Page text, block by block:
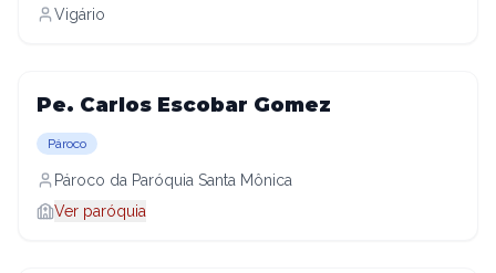
Vigário
Pe. Carlos Escobar Gomez
Pároco
Pároco da Paróquia Santa Mônica
Ver paróquia